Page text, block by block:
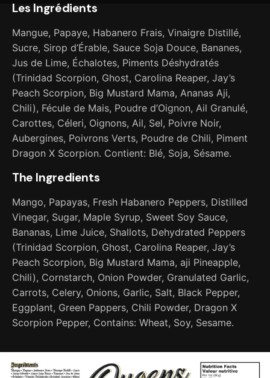
Les Ingrédients
Mangue, Papaye, Habanero Frais, Vinaigre Distillé,
Sucre, Sirop d’Érable, Sauce Soja Douce, Bananes,
Jus de Lime, Échalotes, Piments Déshydratés
(Trinidad Scorpion, Ghost, Carolina Reaper, Jay’s
Peach Scorpion, Big Mustard Mama, Ananas Aji,
Chili), Fécule de Mais, Poudre d’Oignon, Ail Granulé,
Carottes, Céleri, Oignons, Ail, Sel, Poivre Noir,
Aubergines, Poivrons Verts, Poudre de Chili, Piment
Dragon X Scorpion. Contient: Blé, Soja, Sésame.
The Ingredients
Mango, Papayas, Fresh Habanero Peppers, Distilled
Vinegar, Sugar, Maple Syrup, Sweet Soy Sauce,
Bananas, Lime Juice, Shallots, Dehydrated Peppers
(Trinidad Scorpion, Ghost, Carolina Reaper, Jay’s
Peach Scorpion, Big Mustard Mama, aji Pineapple,
Chili), Cornstarch, Onion Powder, Granulated Garlic,
Carrots, Celery, Onions, Garlic, Salt, Black Pepper,
Eggplant, Green Pappers, Chili Powder, Dragon X
Scorpion Pepper, Contains: Wheat, Soy, Sesame.